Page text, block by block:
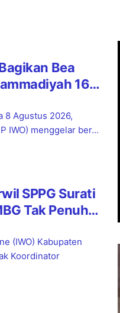
Bea
16
8 Agustus 2026,
IWO) menggelar ber...
SPPG Surati
Tak Penuhi
(IWO) Kabupaten
Koordinator